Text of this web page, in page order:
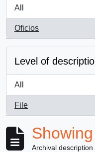
All
Oficios
, 1 results
Level of
All
File
, 1 results
Archival description